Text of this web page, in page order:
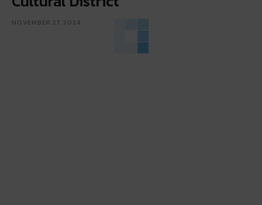
NOVEMBER 27, 2024